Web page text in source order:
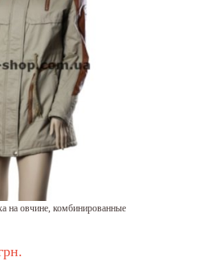
на овчине, комбинированные